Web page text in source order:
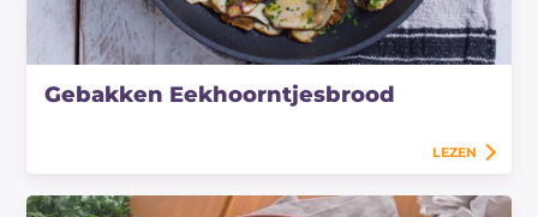
Gebakken Eekhoorntjesbrood
LEZEN